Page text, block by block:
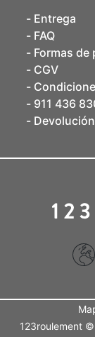
Entrega
FAQ
Formas de
CGV
911 436
123roulement